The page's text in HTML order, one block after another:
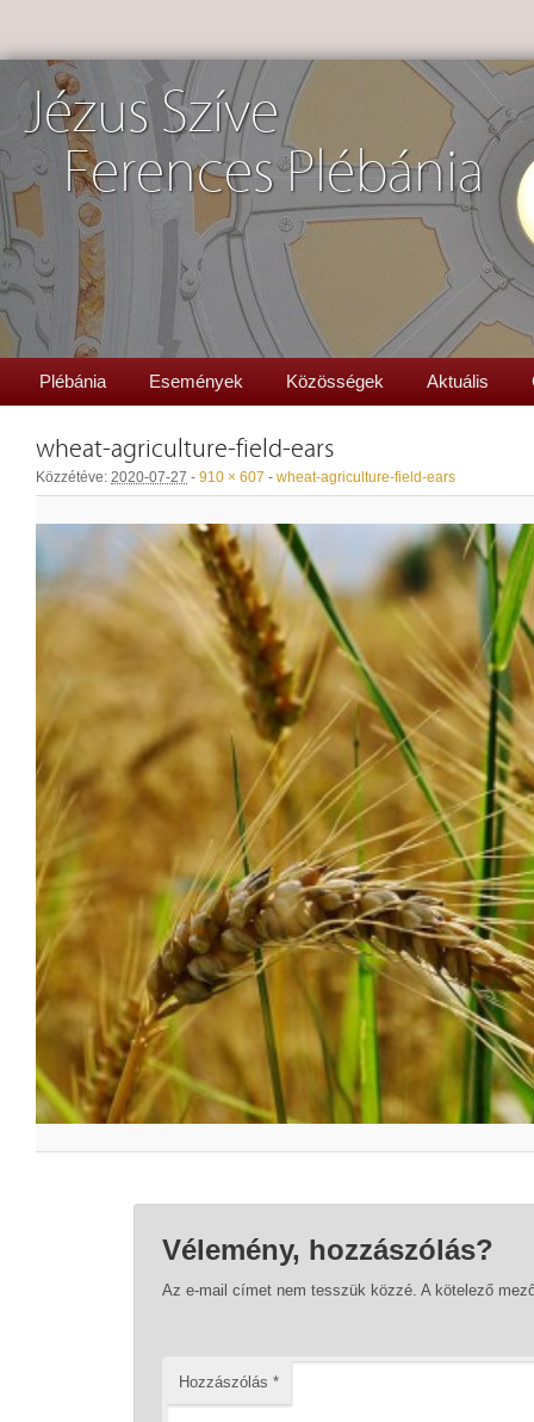
Jézus Szíve
Ferences Plébánia
Plébánia Események Közösségek Aktuális
wheat-agriculture-field-ears
Közzétéve: 2020-07-27 - 910 × 607 - wheat-agriculture-field-ears
Vélemény, hozzászólás?
Az e-mail címet nem tesszük közzé. A kötelező
Hozzászólás *